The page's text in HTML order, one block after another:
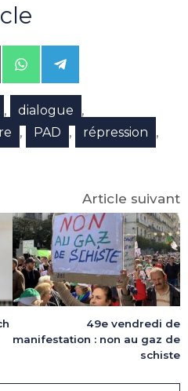
Share
on
WhatsApp
Share
on
Telegram
, dialogue ,
, PAD , répression ,
Article suivant
49e vendredi de
manifestation : non au gaz de
schiste